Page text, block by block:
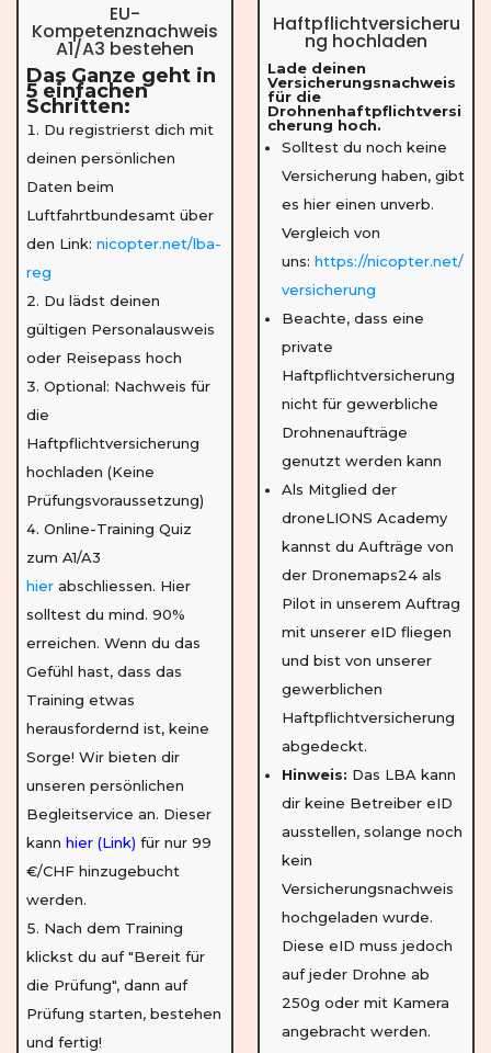
EU-
Kompetenznachweis
A1/A3 bestehen
Das Ganze geht in
5 einfachen
Schritten:
Du registrierst dich mit
deinen persönlichen
Daten beim
Luftfahrtbundesamt über
den Link: nicopter.net/lba-
reg
Du lädst deinen
gültigen Personalausweis
oder Reisepass hoch
Optional: Nachweis für
die
Haftpflichtversicherung
hochladen (Keine
Prüfungsvoraussetzung)
Online-Training Quiz
zum A1/A3
hierabschliessen. Hier
solltest du mind. 90%
erreichen. Wenn du das
Gefühl hast, dass das
Training etwas
herausfordernd ist, keine
Sorge! Wir bieten dir
unseren persönlichen
Begleitservice an. Dieser
kann hier (Link) für nur 99
€/CHF hinzugebucht
werden.
Nach dem Training
klickst du auf "Bereit für
die Prüfung", dann auf
Prüfung starten, bestehen
und fertig!
Haftpflichtversicheru
ng hochladen
Lade deinen
Versicherungsnachweis
für die
Drohnenhaftpflichtversi
cherung hoch.
Solltest du noch keine
Versicherung haben, gibt
es hier einen unverb.
Vergleich von
uns: https://nicopter.net/
versicherung
Beachte, dass eine
private
Haftpflichtversicherung
nicht für gewerbliche
Drohnenaufträge
genutzt werden kann
Als Mitglied der
droneLIONS Academy
kannst du Aufträge von
der Dronemaps24 als
Pilot in unserem Auftrag
mit unserer eID fliegen
und bist von unserer
gewerblichen
Haftpflichtversicherung
abgedeckt.
Hinweis: Das LBA kann
dir keine Betreiber eID
ausstellen, solange noch
kein
Versicherungsnachweis
hochgeladen wurde.
Diese eID muss jedoch
auf jeder Drohne ab
250g oder mit Kamera
angebracht werden.